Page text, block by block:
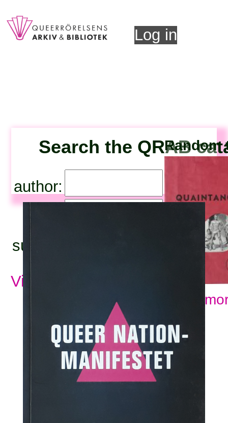
Log in
Search the QRAB
author:
subjects:
View all subjects
Random
Show